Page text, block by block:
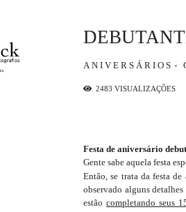
ANIVERSÁRIOS
2483 VISUALIZAÇÕES
Festa de aniversário
Gente sabe aquela festa
Então, se trata da festa
observado alguns
estão completando seus